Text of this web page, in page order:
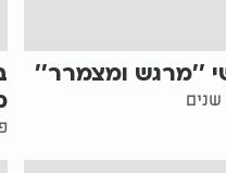
''מרגש ומצמרר''